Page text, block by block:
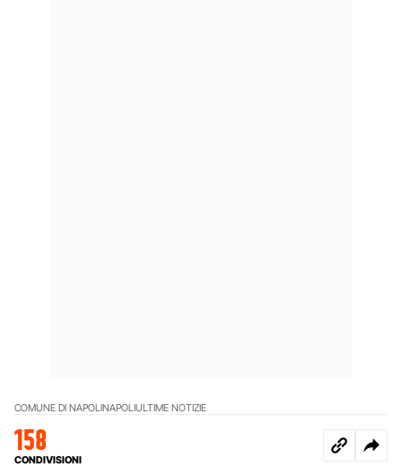
COMUNE DI NAPOLINAPOLIULTIME NOTIZIE
158
CONDIVISIONI